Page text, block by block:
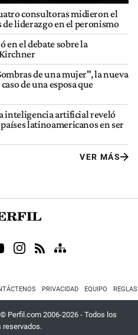
consultoras midieron el
de liderazgo en el peronismo
en el debate sobre la
de una mujer", la nueva
de una esposa que
inteligencia artificial reveló
latinoamericanos en ser
VER MÁS
PRIVACIDAD EQUIPO
Perfil.com 2006-2026 - Todos los
reservados.